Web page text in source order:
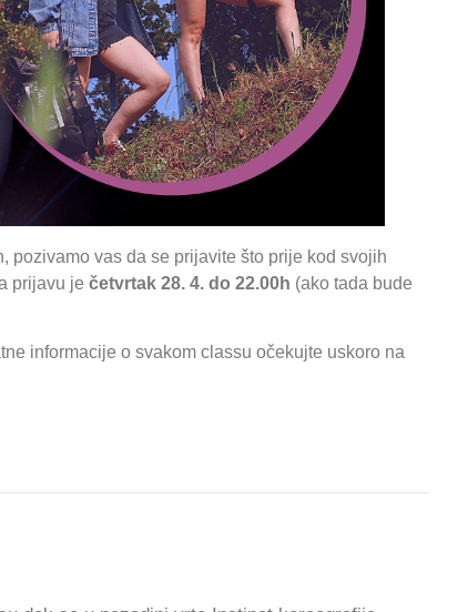
pozivamo vas da se prijavite što prije kod svojih
prijavu je četvrtak 28. 4. do 22.00h (ako tada bude
informacije o svakom classu očekujte uskoro na